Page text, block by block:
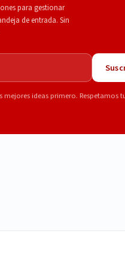
para gestionar
de entrada. Sin
mejores ideas primero. Respetamos